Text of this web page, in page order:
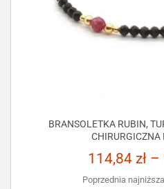
BRANSOLETKA RUBIN,
114,84 zł –
Poprzednia